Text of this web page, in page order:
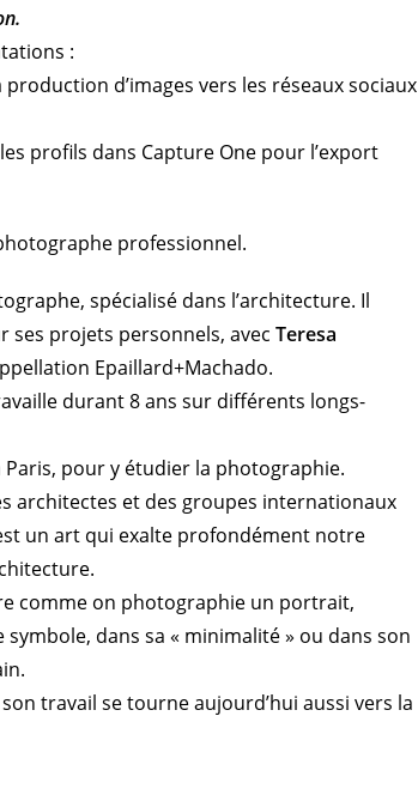
:
d’images vers les réseaux sociaux
profils dans Capture One pour l’export
professionnel.
spécialisé dans l’architecture. Il
ses projets personnels, avecTeresa
Epaillard+Machado.
durant 8 ans sur différents longs-
Paris, pour y étudier la photographie.
architectes et des groupes internationaux
un art qui exalte profondément notre
comme on photographie un portrait,
dans sa « minimalité » ou dans son
travail se tourne aujourd’hui aussi vers la